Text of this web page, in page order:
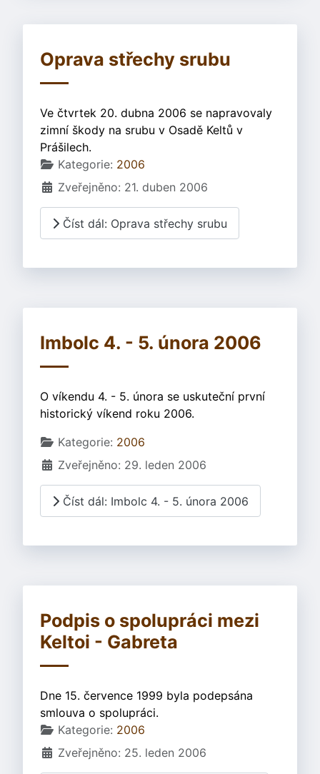
Oprava střechy srubu
Ve čtvrtek 20. dubna 2006 se napravovaly
zimní škody na srubu v Osadě Keltů v
Prášilech.
Základní údaje
Kategorie: 2006
Zveřejněno: 21. duben 2006
Číst dál: Oprava střechy srubu
Imbolc 4. - 5. února 2006
O víkendu 4. - 5. února se uskuteční první
historický víkend roku 2006.
Základní údaje
Kategorie: 2006
Zveřejněno: 29. leden 2006
Číst dál: Imbolc 4. - 5. února 2006
Podpis o spolupráci mezi
Keltoi - Gabreta
Dne 15. července 1999 byla podepsána
smlouva o spolupráci.
Základní údaje
Kategorie: 2006
Zveřejněno: 25. leden 2006